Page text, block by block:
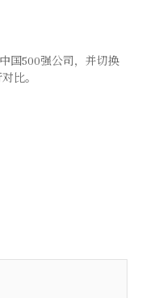
中国500强公司，并切换
比。